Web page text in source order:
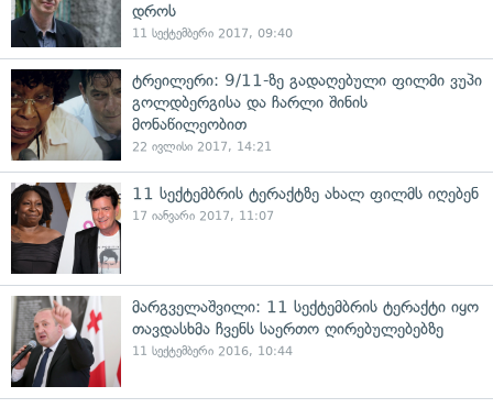
დროს
11 სექტემბერი 2017, 09:40
ტრეილერი: 9/11-ზე გადაღებული ფილმი ვუპი
გოლდბერგისა და ჩარლი შინის
მონაწილეობით
22 ივლისი 2017, 14:21
11 სექტემბრის ტერაქტზე ახალ ფილმს იღებენ
17 იანვარი 2017, 11:07
მარგველაშვილი: 11 სექტემბრის ტერაქტი იყო
თავდასხმა ჩვენს საერთო ღირებულებებზე
11 სექტემბერი 2016, 10:44